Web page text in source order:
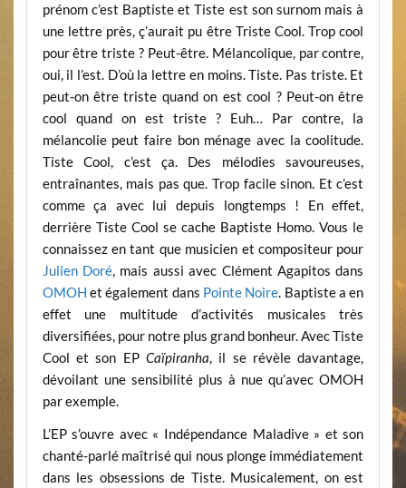
prénom c’est Baptiste et Tiste est son surnom mais à
une lettre près, ç’aurait pu être Triste Cool. Trop cool
pour être triste ? Peut-être. Mélancolique, par contre,
oui, il l’est. D’où la lettre en moins. Tiste. Pas triste. Et
peut-on être triste quand on est cool ? Peut-on être
cool quand on est triste ? Euh… Par contre, la
mélancolie peut faire bon ménage avec la coolitude.
Tiste Cool, c’est ça. Des mélodies savoureuses,
entraînantes, mais pas que. Trop facile sinon. Et c’est
comme ça avec lui depuis longtemps ! En effet,
derrière Tiste Cool se cache Baptiste Homo. Vous le
connaissez en tant que musicien et compositeur pour
Julien Doré, mais aussi avec Clément Agapitos dans
OMOH et également dans Pointe Noire. Baptiste a en
effet une multitude d’activités musicales très
diversifiées, pour notre plus grand bonheur. Avec Tiste
Cool et son EP Caïpiranha, il se révèle davantage,
dévoilant une sensibilité plus à nue qu’avec OMOH
par exemple.
L’EP s’ouvre avec « Indépendance Maladive » et son
chanté-parlé maîtrisé qui nous plonge immédiatement
dans les obsessions de Tiste. Musicalement, on est